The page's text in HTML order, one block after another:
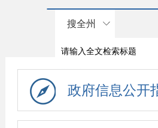
搜全州
政府信息公开